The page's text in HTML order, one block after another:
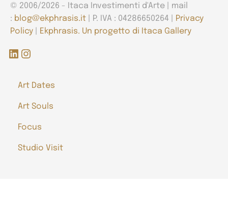
© 2006/2026 - Itaca Investimenti d'Arte | mail
: blog@ekphrasis.it | P. IVA : 04286650264 |
Privacy
Policy
Ekphrasis. Un progetto di Itaca Gallery
LinkedIn
Instagram
Art Dates
Art Souls
Focus
Studio Visit